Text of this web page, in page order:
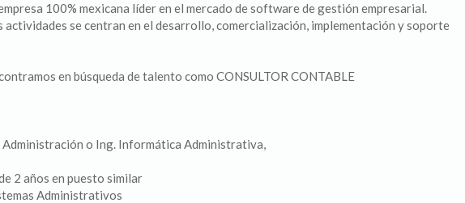
100% mexicana líder en el mercado de software de gestión empresarial.
actividades se centran en el desarrollo, comercialización, implementación y soporte
en búsqueda de talento como CONSULTOR CONTABLE
Administración o Ing. Informática Administrativa,
2 años en puesto similar
Administrativos